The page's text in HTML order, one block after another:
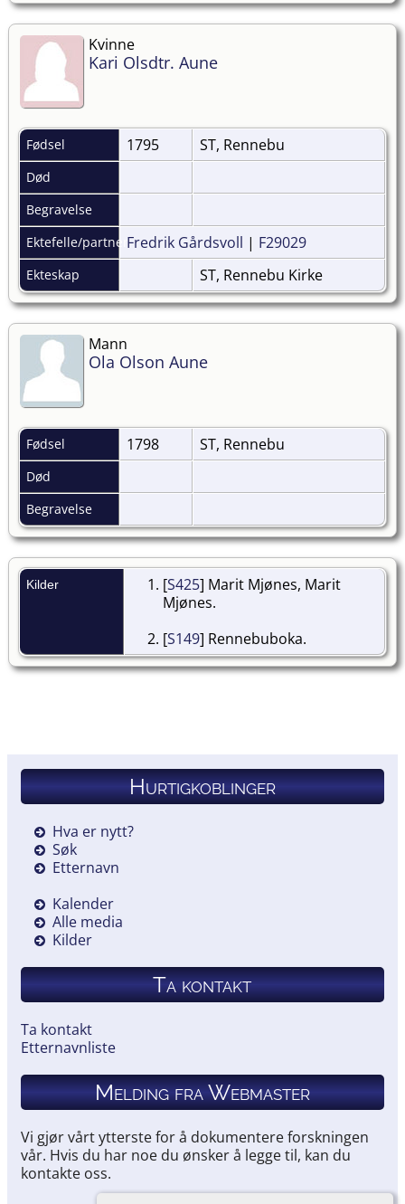
Kvinne
Kari Olsdtr. Aune
Fødsel 1795 ST, Rennebu
Død
Begravelse
Ektefelle/partnerFredrik Gårdsvoll | F29029
Ekteskap ST, Rennebu Kirke
Mann
Ola Olson Aune
Fødsel 1798 ST, Rennebu
Død
Begravelse
Kilder [S425] Marit Mjønes, Marit
Mjønes.
[S149] Rennebuboka.
Hurtigkoblinger
Hva er nytt?
Søk
Etternavn
Kalender
Alle media
Kilder
Ta kontakt
Ta kontakt
Etternavnliste
Melding fra Webmaster
Vi gjør vårt ytterste for å dokumentere forskningen
vår. Hvis du har noe du ønsker å legge til, kan du
kontakte oss.